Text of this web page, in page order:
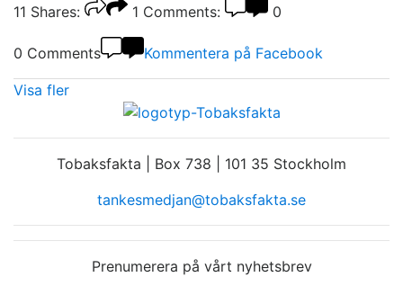
11 Shares: 1 Comments: 0
0 Comments Kommentera på Facebook
Visa fler
Tobaksfakta | Box 738 | 101 35 Stockholm
tankesmedjan@tobaksfakta.se
Prenumerera på vårt nyhetsbrev